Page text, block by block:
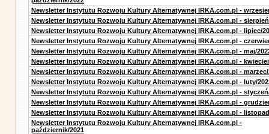
Newsletter Instytutu Rozwoju Kultury Alternatywnej IRKA.com.pl -
Newsletter Instytutu Rozwoju Kultury Alternatywnej IRKA.com.pl -
Newsletter Instytutu Rozwoju Kultury Alternatywnej IRKA.com.pl - lipiec/
Newsletter Instytutu Rozwoju Kultury Alternatywnej IRKA.com.pl -
Newsletter Instytutu Rozwoju Kultury Alternatywnej IRKA.com.pl - maj/
Newsletter Instytutu Rozwoju Kultury Alternatywnej IRKA.com.pl -
Newsletter Instytutu Rozwoju Kultury Alternatywnej IRKA.com.pl - marzec/
Newsletter Instytutu Rozwoju Kultury Alternatywnej IRKA.com.pl - luty/
Newsletter Instytutu Rozwoju Kultury Alternatywnej IRKA.com.pl -
Newsletter Instytutu Rozwoju Kultury Alternatywnej IRKA.com.pl -
Newsletter Instytutu Rozwoju Kultury Alternatywnej IRKA.com.pl -
Newsletter Instytutu Rozwoju Kultury Alternatywnej IRKA.com.pl -
październik/2021